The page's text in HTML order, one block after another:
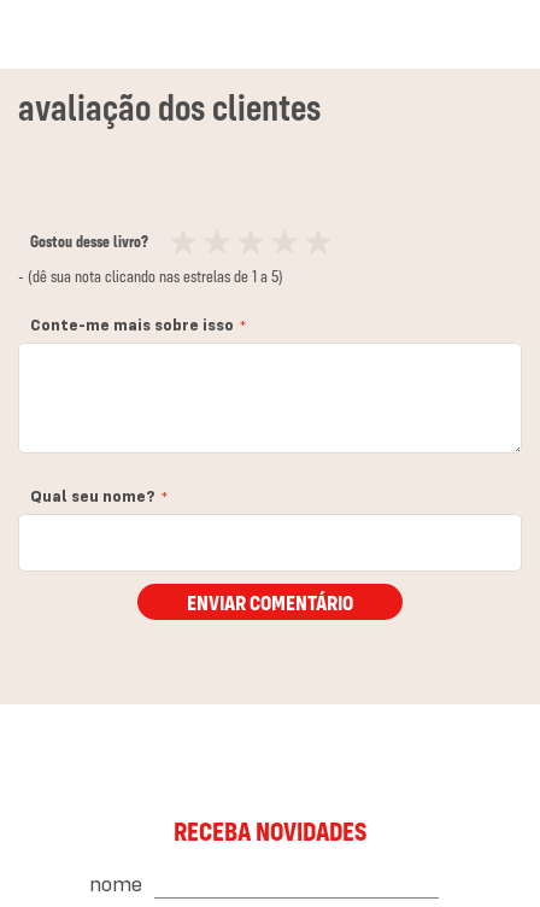
Gostou desse livro?
12
3
4
5
- (dê sua nota clicando nas estrelas de 1 a 5)
Conte-me mais sobre isso
Qual seu nome?
ENVIAR COMENTÁRIO
RECEBA NOVIDADES
nome